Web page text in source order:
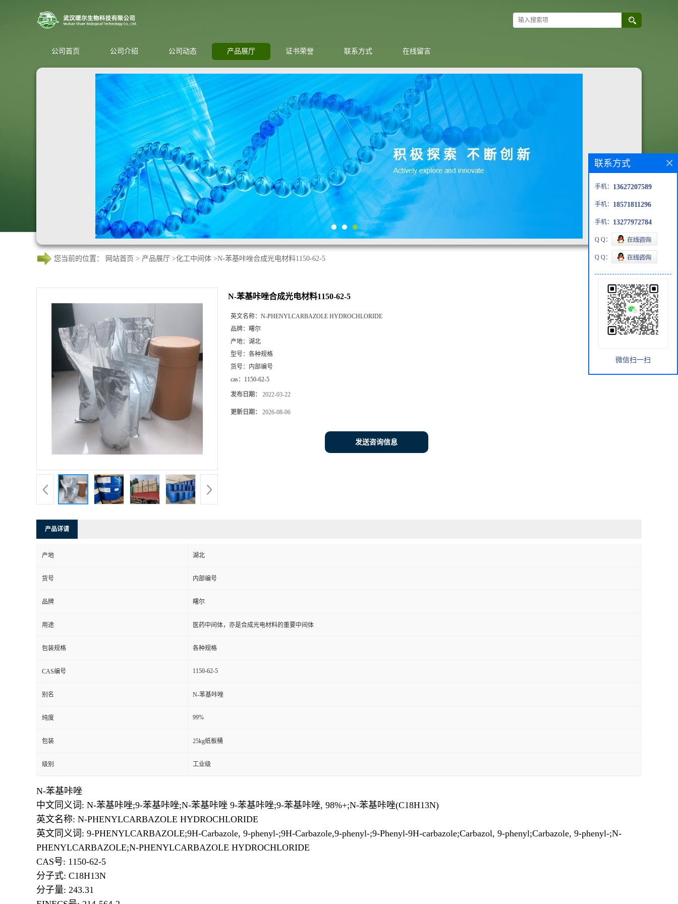
公司首页 公司介绍 公司动态 产品展厅 证书荣誉 联系方式 在线留言
您当前的位置： 网站首页 > 产品展厅 >化工中间体 >N-苯基咔唑合成光电材料1150-62-5
N-苯基咔唑合成光电材料1150-62-5
英文名称： N-PHENYLCARBAZOLE HYDROCHLORIDE
品牌： 曙尔
产地： 湖北
型号： 各种规格
货号：
内部编号
cas： 1150-62-5
发布日期： 2022-03-22
更新日期： 2026-08-06
发送咨询信息
产品详请
产地 湖北
货号 内部编号
品牌 曙尔
用途 医药中间体，亦是合成光电材料的重要中间体
包装规格 各种规格
CAS编号 1150-62-5
别名 N-苯基咔唑
纯度 99%
包装 25kg纸板桶
级别 工业级
N-苯基咔唑
中文同义词: N-苯基咔唑;9-苯基咔唑;N-苯基咔唑 9-苯基咔唑;9-苯基咔唑, 98%+;N-苯基咔唑(C18H13N)
英文名称: N-PHENYLCARBAZOLE HYDROCHLORIDE
英文同义词: 9-PHENYLCARBAZOLE;9H-Carbazole, 9-phenyl-;9H-Carbazole,9-phenyl-;9-Phenyl-9H-carbazole;Carbazol, 9-phenyl;Carbazole, 9-phenyl-;N-
PHENYLCARBAZOLE;N-PHENYLCARBAZOLE HYDROCHLORIDE
CAS号: 1150-62-5
分子式: C18H13N
分子量: 243.31
联系方式
手机： 13627207589
手机： 18571811296
手机： 13277972784
Q Q：
Q Q：
微信扫一扫